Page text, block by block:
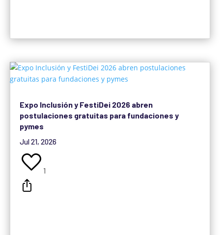
Expo Inclusión y FestiDei 2026 abren
postulaciones gratuitas para fundaciones y
pymes
Jul 21, 2026
1